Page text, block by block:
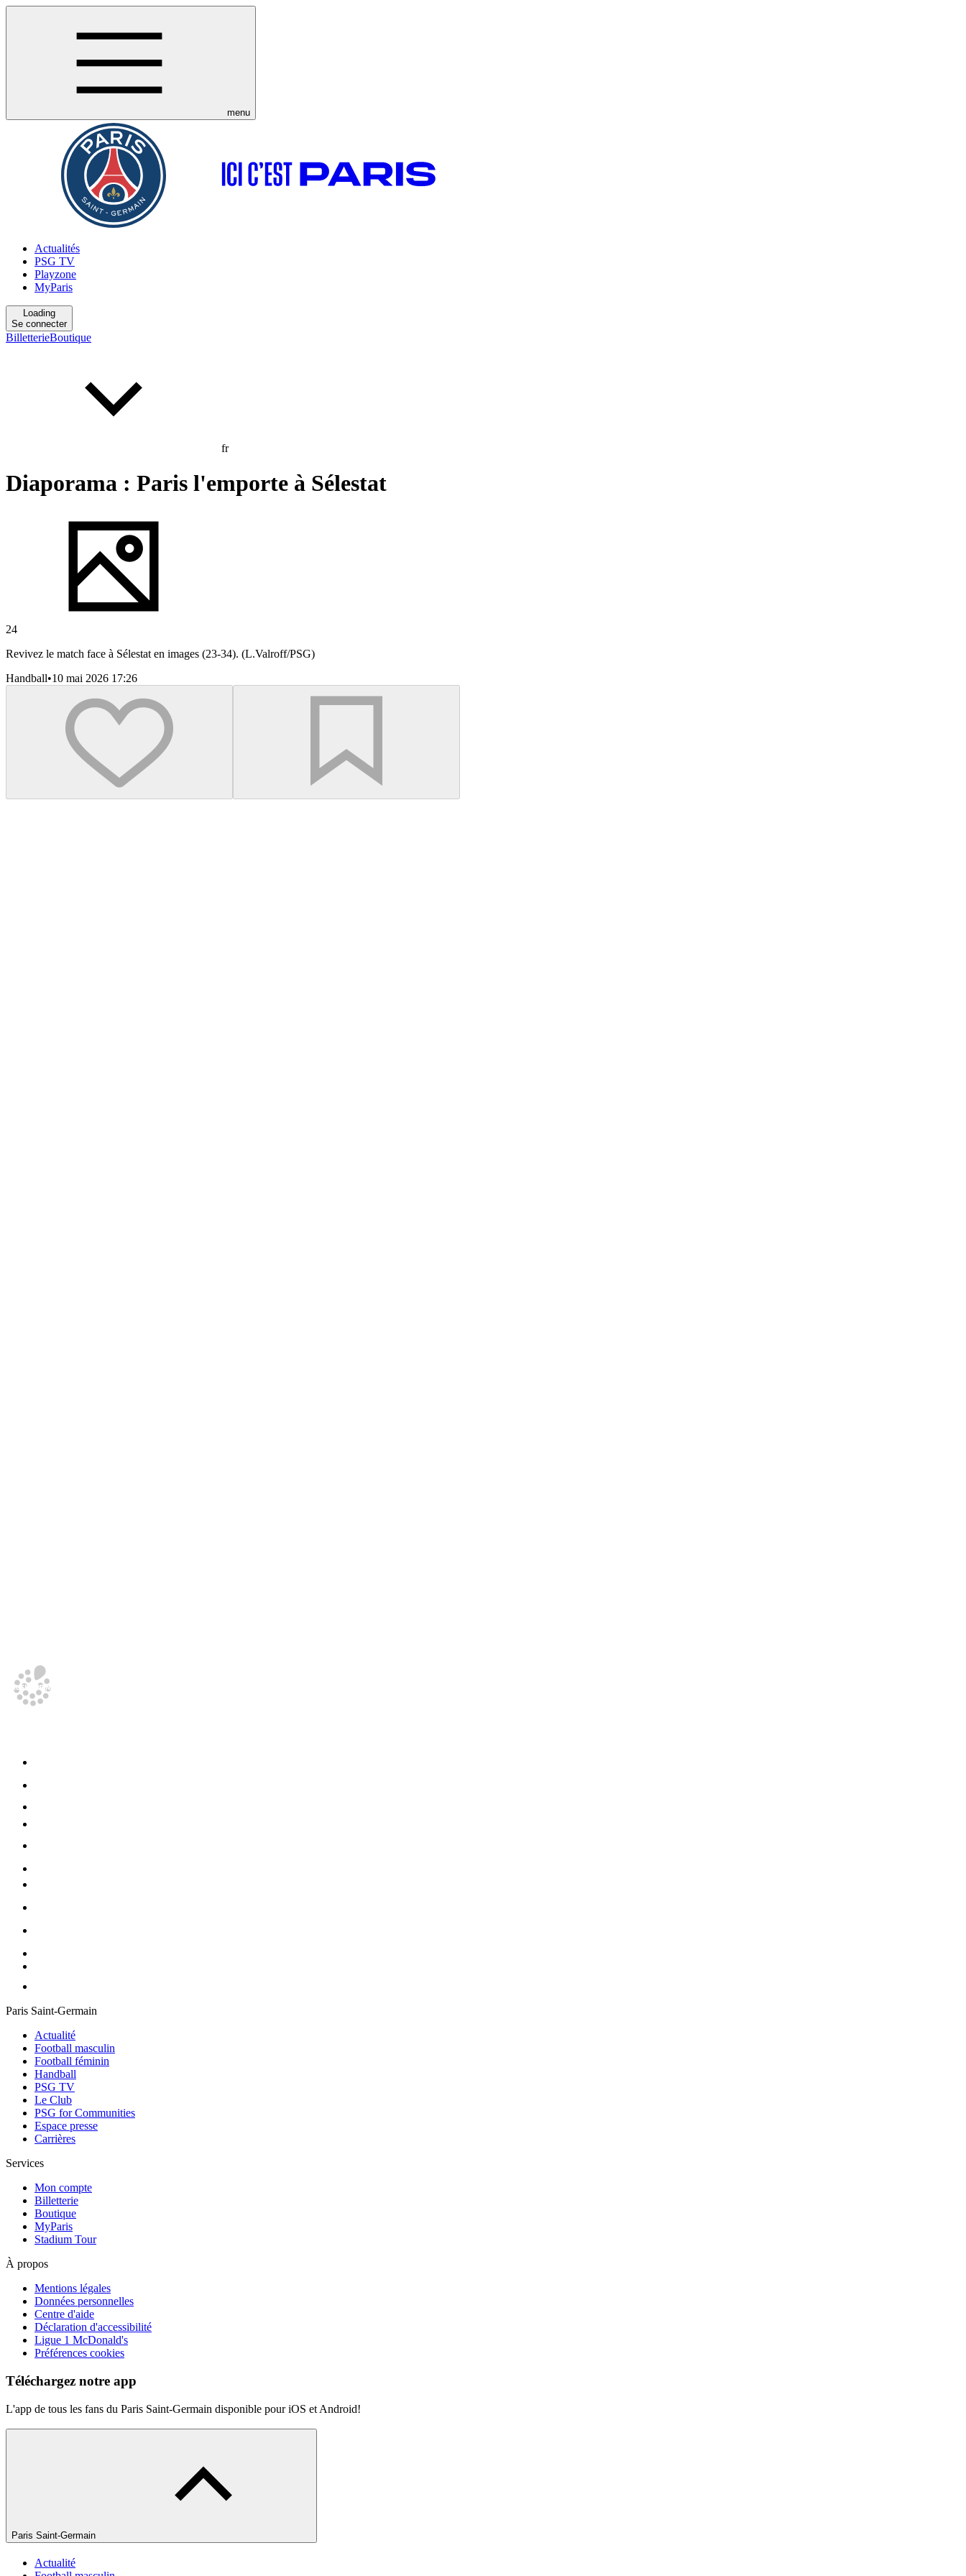
menu
Actualités
PSG TV
Playzone
MyParis
Loading
Se connecter
BilletterieBoutique
fr
Diaporama : Paris l'emporte à Sélestat
24
Revivez le match face à Sélestat en images (23-34). (L.Valroff/PSG)
Handball•10 mai 2026 17:26
Paris Saint-Germain
Actualité
Football masculin
Football féminin
Handball
PSG TV
Le Club
PSG for Communities
Espace presse
Carrières
Services
Mon compte
Billetterie
Boutique
MyParis
Stadium Tour
À propos
Mentions légales
Données personnelles
Centre d'aide
Déclaration d'accessibilité
Ligue 1 McDonald's
Préférences cookies
Téléchargez notre app
L'app de tous les fans du Paris Saint-Germain disponible pour iOS et Android!
Paris Saint-Germain
Actualité